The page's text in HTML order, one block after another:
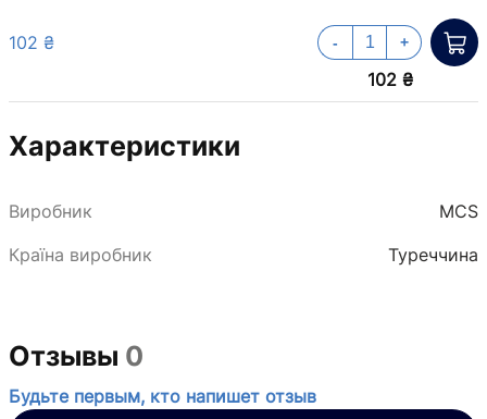
102 ₴
102 ₴
- +
Характеристики
Виробник
MCS
Країна виробник
Туреччина
Отзывы 0
Будьте первым, кто напишет отзыв